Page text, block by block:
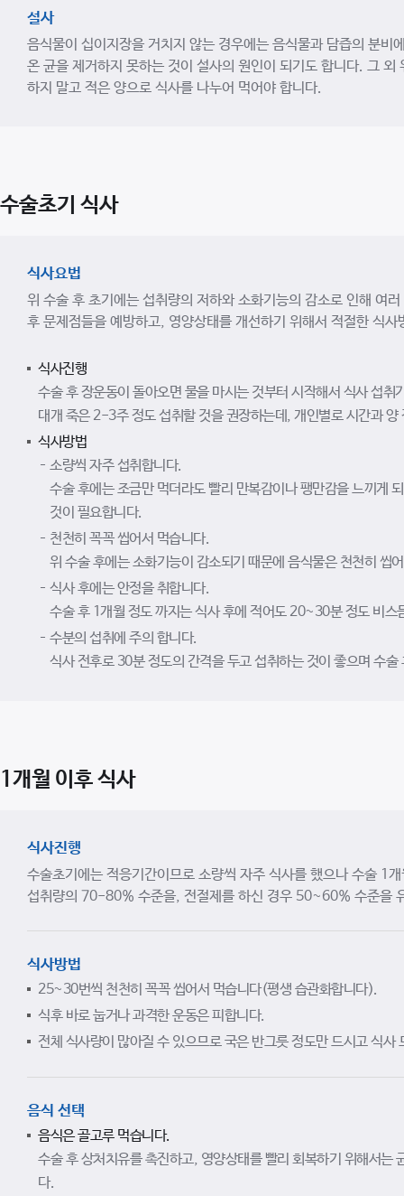
설사
음식물이 십이지장을 거치지 않는 경우에는 음식물과 담즙의 분
온 균을 제거하지 못하는 것이 설사의 원인이 되기도 합니다. 그
하지 말고 적은 양으로 식사를 나누어 먹어야 합니다.
수술초기 식사
식사요법
위 수술 후 초기에는 섭취량의 저하와 소화기능의 감소로 인해 여
후 문제점들을 예방하고, 영양상태를 개선하기 위해서 적절한 식
식사진행
수술 후 장운동이 돌아오면 물을 마시는 것부터 시작해서 식사 섭
대개 죽은 2-3주 정도 섭취할 것을 권장하는데, 개인별로 시간과
식사방법
소량씩 자주 섭취합니다.
수술 후에는 조금만 먹더라도 빨리 만복감이나 팽만감을 느끼게
것이 필요합니다.
천천히 꼭꼭 씹어서 먹습니다.
위 수술 후에는 소화기능이 감소되기 때문에 음식물은 천천히
식사 후에는 안정을 취합니다.
수술 후 1개월 정도 까지는 식사 후에 적어도 20~30분 정도 비스
수분의 섭취에 주의 합니다.
식사 전후로 30분 정도의 간격을 두고 섭취하는 것이 좋으며 수
1개월 이후 식사
식사진행
수술초기에는 적응기간이므로 소량씩 자주 식사를 했으나 수술 1
섭취량의 70-80% 수준을, 전절제를 하신 경우 50~60% 수준을
식사방법
25~30번씩 천천히 꼭꼭 씹어서 먹습니다(평생 습관화합니다).
식후 바로 눕거나 과격한 운동은 피합니다.
전체 식사량이 많아질 수 있으므로 국은 반그릇 정도만 드시고 식
음식 선택
음식은 골고루 먹습니다.
수술 후 상처치유를 촉진하고, 영양상태를 빨리 회복하기 위해서
다.